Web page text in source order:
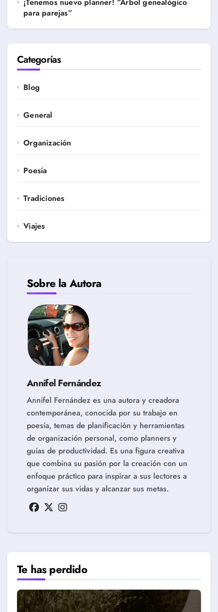
para parejas”
Categorías
Blog
General
Organización
Poesía
Tradiciones
Viajes
Sobre la Autora
Annifel Fernández
Annifel Fernández es una autora y creadora
contemporánea, conocida por su trabajo en
poesía, temas de planificación y herramientas
de organización personal, como planners y
guías de productividad. Es una figura creativa
que combina su pasión por la creación con un
enfoque práctico para inspirar a sus lectores a
organizar sus vidas y alcanzar sus metas.
Te has perdido